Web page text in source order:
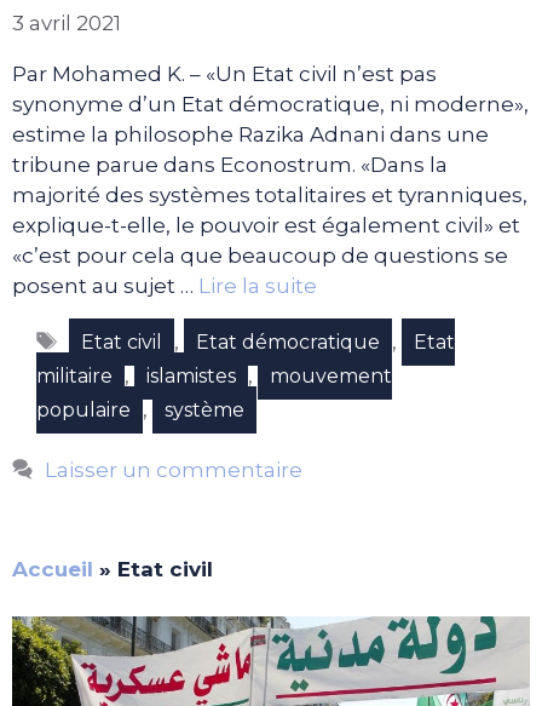
3 avril 2021
Par Mohamed K. – «Un Etat civil n’est pas
synonyme d’un Etat démocratique, ni moderne»,
estime la philosophe Razika Adnani dans une
tribune parue dans Econostrum. «Dans la
majorité des systèmes totalitaires et tyranniques,
explique-t-elle, le pouvoir est également civil» et
«c’est pour cela que beaucoup de questions se
posent au sujet … Lire la suite
Étiquettes
Etat civil , Etat démocratique ,
Etat
militaire
, islamistes ,
mouvement
populaire
, système
Laisser un commentaire
Accueil » Etat civil